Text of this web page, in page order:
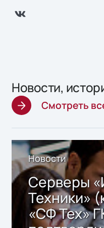
Новости,
Смотреть
Новости
Серверы
Техники»
«СФ Тех»